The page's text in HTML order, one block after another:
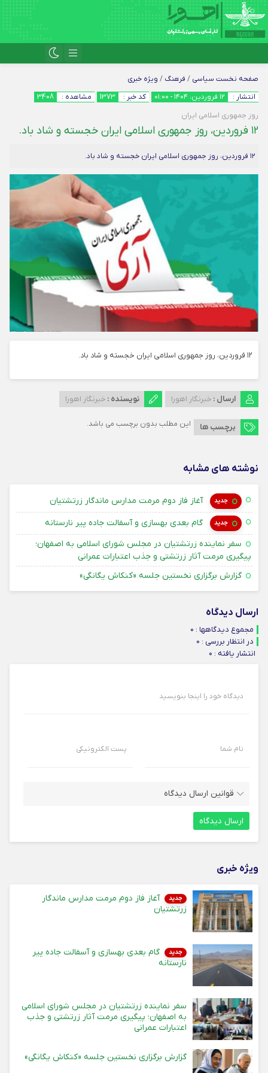
صفحه نخست سیاسی / فرهنگ / ویژه خبری
انتشار :
۱۲ فروردین، ۱۴۰۴ - ۰۱:۰۰ کد خبر : 1373 مشاهده :
3408
روز جمهوری اسلامی ایران
۱۲ فروردین، روز جمهوری اسلامی ایران خجسته و شاد باد.
۱۲ فروردین، روز جمهوری اسلامی ایران خجسته و شاد باد.
۱۲ فروردین، روز جمهوری اسلامی ایران خجسته و شاد باد.
ارسال : خبرنگار اهورا نویسنده : خبرنگار اهورا
برچسب ها این مطلب بدون برچسب می باشد.
نوشته های مشابه
جدید آغاز فاز دوم مرمت مدارس ماندگار زرتشتیان
جدید گام بعدی بهسازی و آسفالت جاده پیر نارستانه
سفر نماینده زرتشتیان در مجلس شورای اسلامی به اصفهان؛
پیگیری مرمت آثار زرتشتی و جذب اعتبارات عمرانی
گزارش برگزاری نخستین جلسه «کنکاش یگانگی»
ارسال دیدگاه
مجموع دیدگاهها : 0
در انتظار بررسی : 0
انتشار یافته : ۰
دیدگاه خود را اینجا بنویسید
نام شما پست الکترونیکی
قوانین ارسال دیدگاه
ویژه خبری
جدید
آغاز فاز دوم مرمت مدارس ماندگار
زرتشتیان
جدید
گام بعدی بهسازی و آسفالت جاده پیر
نارستانه
سفر نماینده زرتشتیان در مجلس شورای اسلامی
به اصفهان؛ پیگیری مرمت آثار زرتشتی و جذب
اعتبارات عمرانی
گزارش برگزاری نخستین جلسه «کنکاش یگانگی»